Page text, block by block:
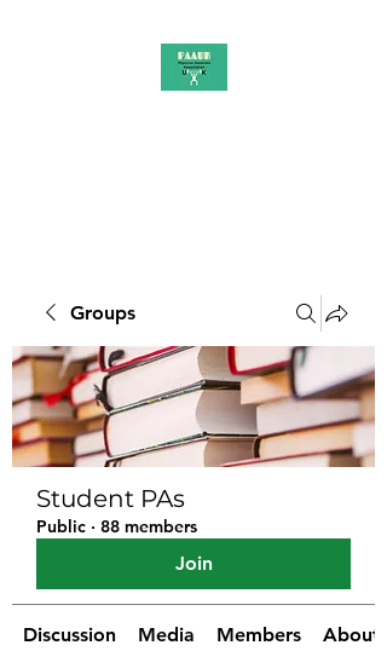
Groups
Student PAs
Public · 88 members
Join
Discussion Media Members About